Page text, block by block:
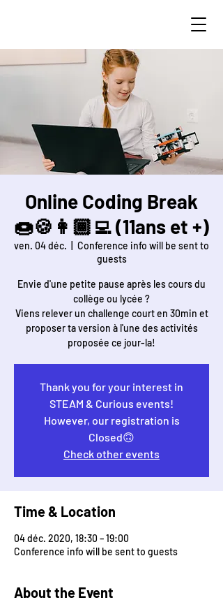
Online Coding Break
🍩🍪👩🏾‍💻 (11ans et +)
ven. 04 déc.
Conference info will be sent to
guests
Envie d'une petite pause après les cours du
collège ou lycée ?
Viens relever un challenge court en 30min et
proposer ta version à l'une des activités
Thank you for your interest in
STEAM & Curious events!
However, our registration is
Closed🙃
Check other events
Time & Location
04 déc. 2020, 18:30 – 19:00
Conference info will be sent to guests
About the Event